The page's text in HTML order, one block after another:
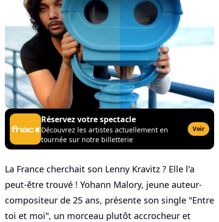
Réservez votre spectacle
Découvrez les artistes actuellement en
tournée sur notre billetterie
Voir
La France cherchait son Lenny Kravitz ? Elle l'a
peut-être trouvé ! Yohann Malory, jeune auteur-
compositeur de 25 ans, présente son single "Entre
toi et moi", un morceau plutôt accrocheur et